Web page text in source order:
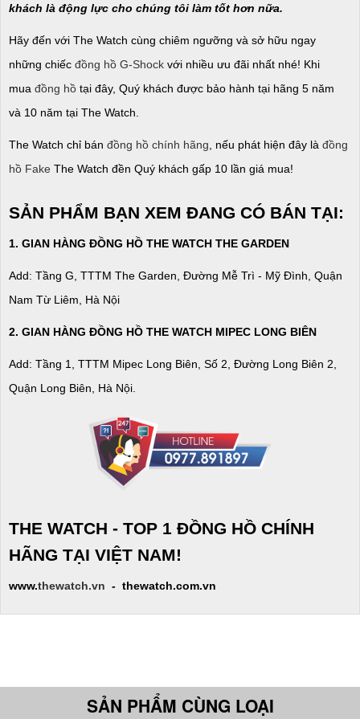
khách là động lực cho chúng tôi làm tốt hơn nữa.
Hãy đến với The Watch cùng chiêm ngưỡng và sở hữu ngay
những chiếc đồng hồ G-Shock với nhiều ưu đãi nhất nhé! Khi
mua đồng hồ tại đây, Quý khách được bảo hành tại hãng 5 năm
và 10 năm tại The Watch.
The Watch chỉ bán đồng hồ chính hãng , nếu phát hiện đây là đồng
hồ Fake The Watch đền Quý khách gấp 10 lần giá mua!
SẢN PHẨM BẠN XEM ĐANG CÓ BÁN TẠI:
1. GIAN HÀNG ĐỒNG HỒ THE WATCH THE GARDEN
Add: Tầng G, TTTM The Garden, Đường Mễ Trì - Mỹ Đình, Quận
Nam Từ Liêm, Hà Nội
2. GIAN HÀNG ĐỒNG HỒ THE WATCH MIPEC LONG BIÊN
Add: Tầng 1, TTTM Mipec Long Biên, Số 2, Đường Long Biên 2,
Quận Long Biên, Hà Nội.
THE WATCH - TOP 1 ĐỒNG HỒ CHÍNH
HÃNG TẠI VIỆT NAM!
www.thewatch.vn - thewatch.com.vn
SẢN PHẨM CÙNG LOẠI